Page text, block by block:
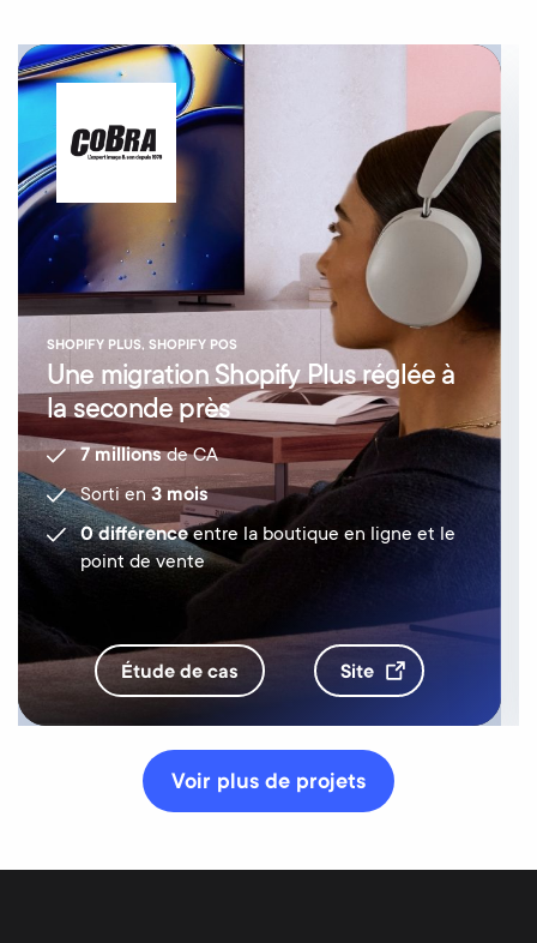
SHOPIFY PLUS, SHOPIFY POS
Une migration Shopify Plus réglée à
la seconde près
7 millionsde CA
Sorti en 3 mois
0 différenceentre la boutique en ligne et le
point de vente
étude de cas site
Voir plus de projets